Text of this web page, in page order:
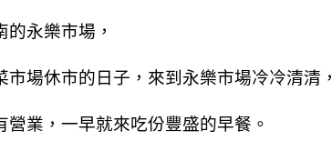
永樂市場，
市場休市的日子，來到永樂市場冷冷清清，
營業，一早就來吃份豐盛的早餐。